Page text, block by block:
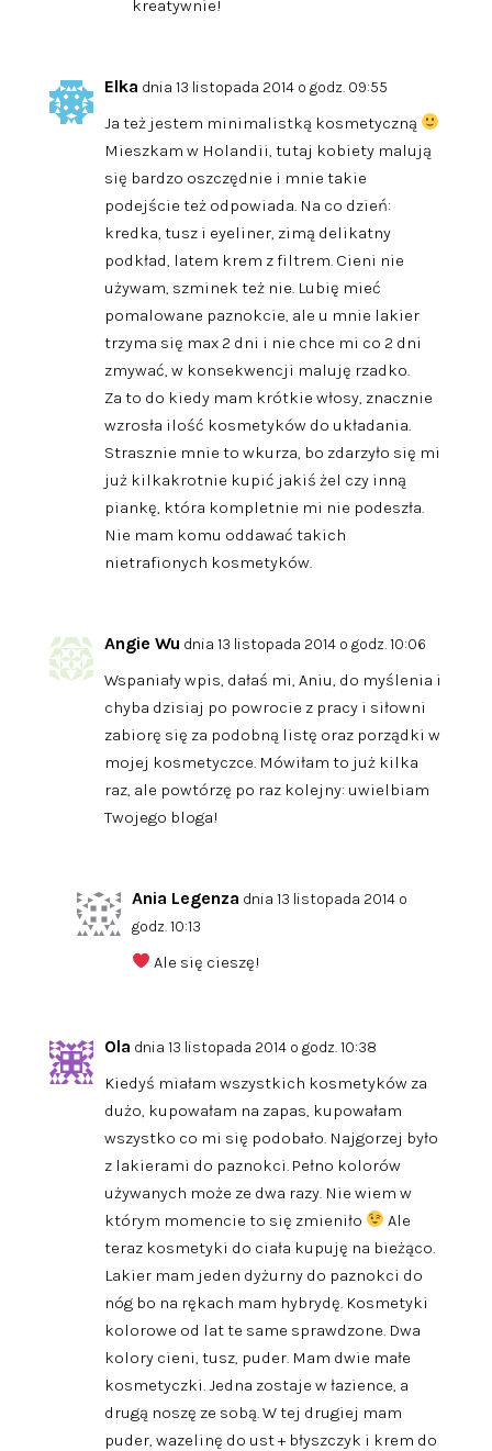
kreatywnie!
Elka dnia 13 listopada 2014 o godz. 09:55
Ja też jestem minimalistką kosmetyczną
Mieszkam w Holandii, tutaj kobiety malują
się bardzo oszczędnie i mnie takie
podejście też odpowiada. Na co dzień:
kredka, tusz i eyeliner, zimą delikatny
podkład, latem krem z filtrem. Cieni nie
używam, szminek też nie. Lubię mieć
pomalowane paznokcie, ale u mnie lakier
trzyma się max 2 dni i nie chce mi co 2 dni
zmywać, w konsekwencji maluję rzadko.
Za to do kiedy mam krótkie włosy, znacznie
wzrosła ilość kosmetyków do układania.
Strasznie mnie to wkurza, bo zdarzyło się mi
już kilkakrotnie kupić jakiś żel czy inną
piankę, która kompletnie mi nie podeszła.
Nie mam komu oddawać takich
nietrafionych kosmetyków.
Angie Wu dnia 13 listopada 2014 o godz. 10:06
Wspaniały wpis, dałaś mi, Aniu, do myślenia i
chyba dzisiaj po powrocie z pracy i siłowni
zabiorę się za podobną listę oraz porządki w
mojej kosmetyczce. Mówiłam to już kilka
raz, ale powtórzę po raz kolejny: uwielbiam
Twojego bloga!
Ania Legenza dnia 13 listopada 2014 o
godz. 10:13
Ale się cieszę!
Ola dnia 13 listopada 2014 o godz. 10:38
Kiedyś miałam wszystkich kosmetyków za
dużo, kupowałam na zapas, kupowałam
wszystko co mi się podobało. Najgorzej było
z lakierami do paznokci. Pełno kolorów
używanych może ze dwa razy. Nie wiem w
którym momencie to się zmieniło
Ale
teraz kosmetyki do ciała kupuję na bieżąco.
Lakier mam jeden dyżurny do paznokci do
nóg bo na rękach mam hybrydę. Kosmetyki
kolorowe od lat te same sprawdzone. Dwa
kolory cieni, tusz, puder. Mam dwie małe
kosmetyczki. Jedna zostaje w łazience, a
drugą noszę ze sobą. W tej drugiej mam
puder, wazelinę do ust + błyszczyk i krem do